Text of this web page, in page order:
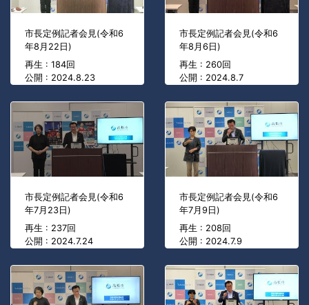
市長定例記者会見(令和6
年8月22日)
再生 : 184回
公開 : 2024.8.23
市長定例記者会見(令和6
年8月6日)
再生 : 260回
公開 : 2024.8.7
市長定例記者会見(令和6
年7月23日)
再生 : 237回
公開 : 2024.7.24
市長定例記者会見(令和6
年7月9日)
再生 : 208回
公開 : 2024.7.9